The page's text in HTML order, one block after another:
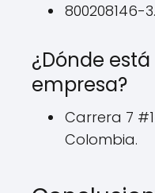
800208146-3.
¿Dónde
empresa?
Carrera 7
Colombia.